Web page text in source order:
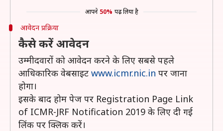
आपने 50% पढ़ लिया है
आवेदन प्रक्रिया
कैसे करें आवेदन
उम्मीदवारों को आवेदन करने के लिए सबसे पहले
आधिकारिक वेबसाइट www.icmr.nic.in पर जाना
होगा।
इसके बाद होम पेज पर Registration Page Link
of ICMR-JRF Notification 2019 के लिए दी गई
लिंक पर क्लिक करें।